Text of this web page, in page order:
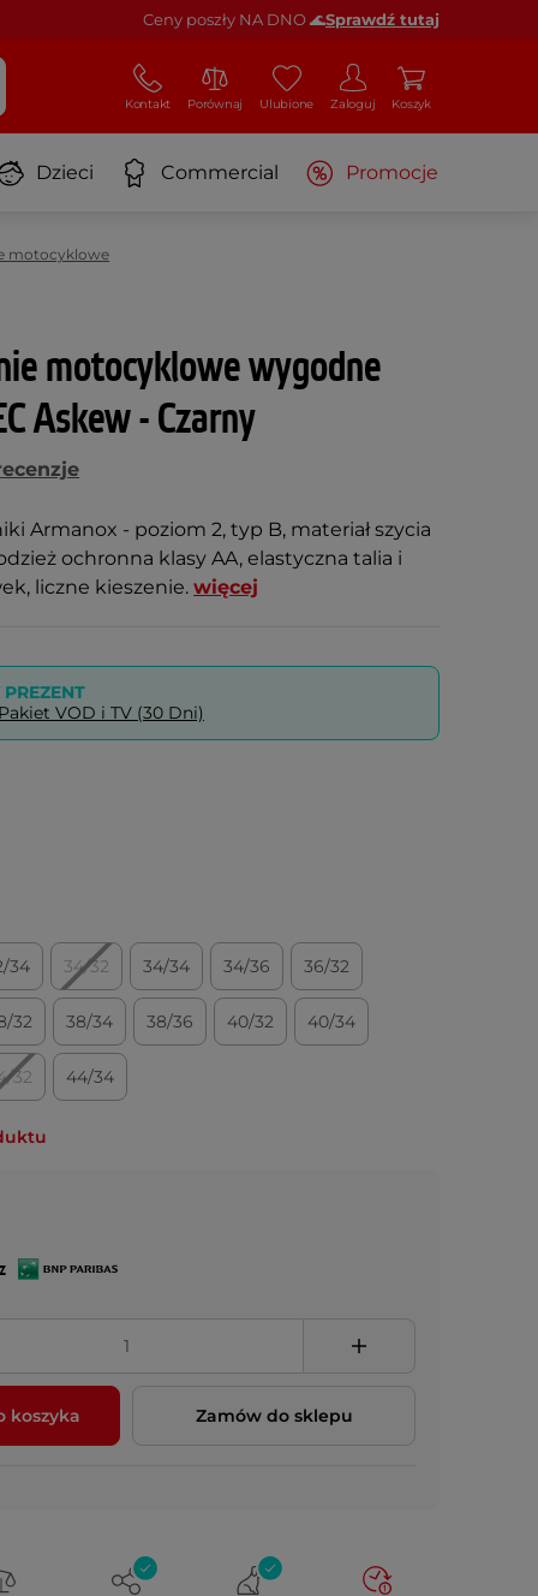
Ceny poszły NA DNO 🌊Sprawdź tutaj
Kontakt Porównaj Ulubione Zaloguj Koszyk
Dzieci Commercial Promocje
motocyklowe
motocyklowe wygodne
Askew - Czarny
Armanox - poziom 2, typ B, materiał szycia
ochronna klasy AA, elastyczna talia i
liczne kieszenie. więcej
VOD i TV (30 Dni)
34 34/32 34/34 34/36 36/32
32 38/34 38/36 40/32 40/34
32 44/34
koszyka Zamów do sklepu